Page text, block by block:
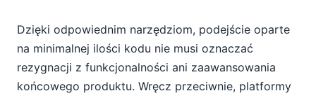
Dzięki odpowiednim narzędziom, podejście oparte
na minimalnej ilości kodu nie musi oznaczać
rezygnacji z funkcjonalności ani zaawansowania
końcowego produktu. Wręcz przeciwnie, platformy